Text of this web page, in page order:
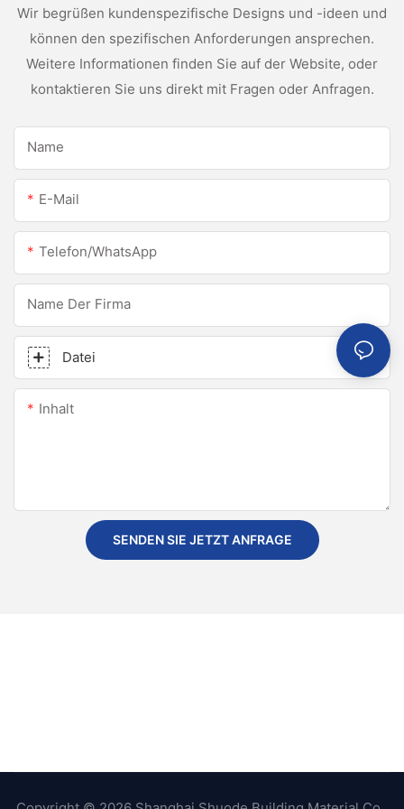
Wir begrüßen kundenspezifische Designs und -ideen und
können den spezifischen Anforderungen ansprechen.
Weitere Informationen finden Sie auf der Website, oder
kontaktieren Sie uns direkt mit Fragen oder Anfragen.
Name
E-Mail
Telefon/WhatsApp
Name Der Firma
Datei
Inhalt
SENDEN SIE JETZT ANFRAGE